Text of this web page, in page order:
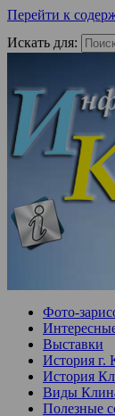
Перейти к
Искать для:
Фото-
Выставки
История г.
История
Виды
Полезные